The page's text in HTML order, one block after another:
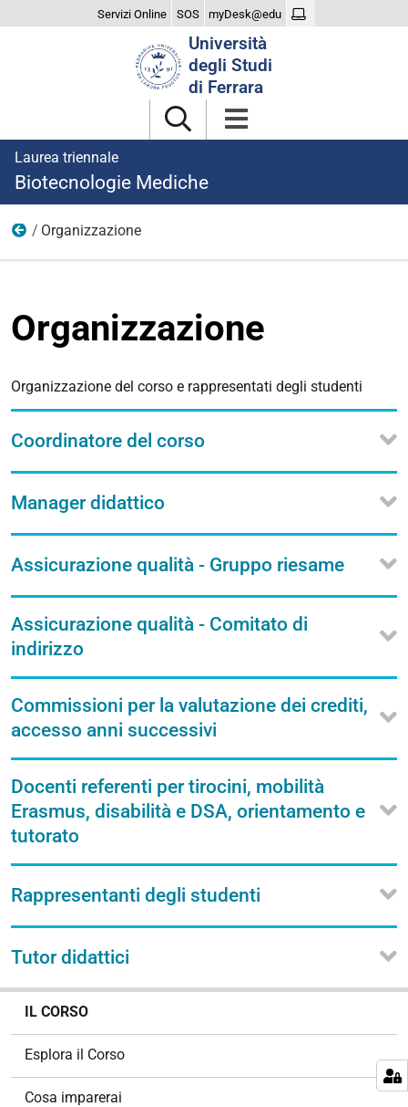
Servizi Online SOS myDesk@edu
Università
degli Studi
di Ferrara
Laurea triennale
Biotecnologie Mediche
Il Corso
Organizzazione
Organizzazione
Organizzazione del corso e rappresentati degli studenti
Coordinatore del corso
Manager didattico
Assicurazione qualità - Gruppo riesame
Assicurazione qualità - Comitato di
indirizzo
Commissioni per la valutazione dei crediti,
accesso anni successivi
Docenti referenti per tirocini, mobilità
Erasmus, disabilità e DSA, orientamento e
tutorato
Rappresentanti degli studenti
Tutor didattici
IL CORSO
Esplora il Corso
Cosa imparerai